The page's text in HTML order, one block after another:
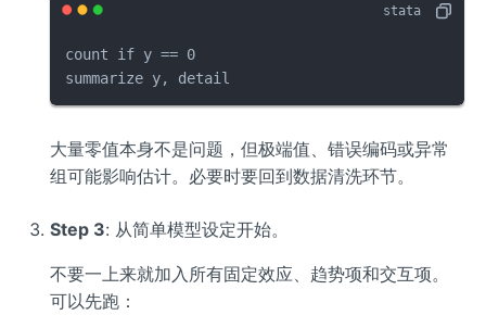
count if y == 0
summarize y, detail
大量零值本身不是问题，但极端值、错误编码或异常
组可能影响估计。必要时要回到数据清洗环节。
Step 3: 从简单模型设定开始。
不要一上来就加入所有固定效应、趋势项和交互项。
可以先跑：